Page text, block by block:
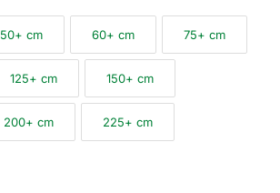
50+ cm 60+ cm 75+ cm
125+ cm 150+ cm
200+ cm 225+ cm